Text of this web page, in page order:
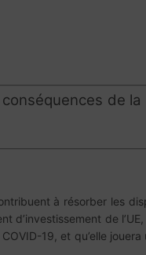
de la
à résorber les
de l’UE,
19, et qu’elle jouera